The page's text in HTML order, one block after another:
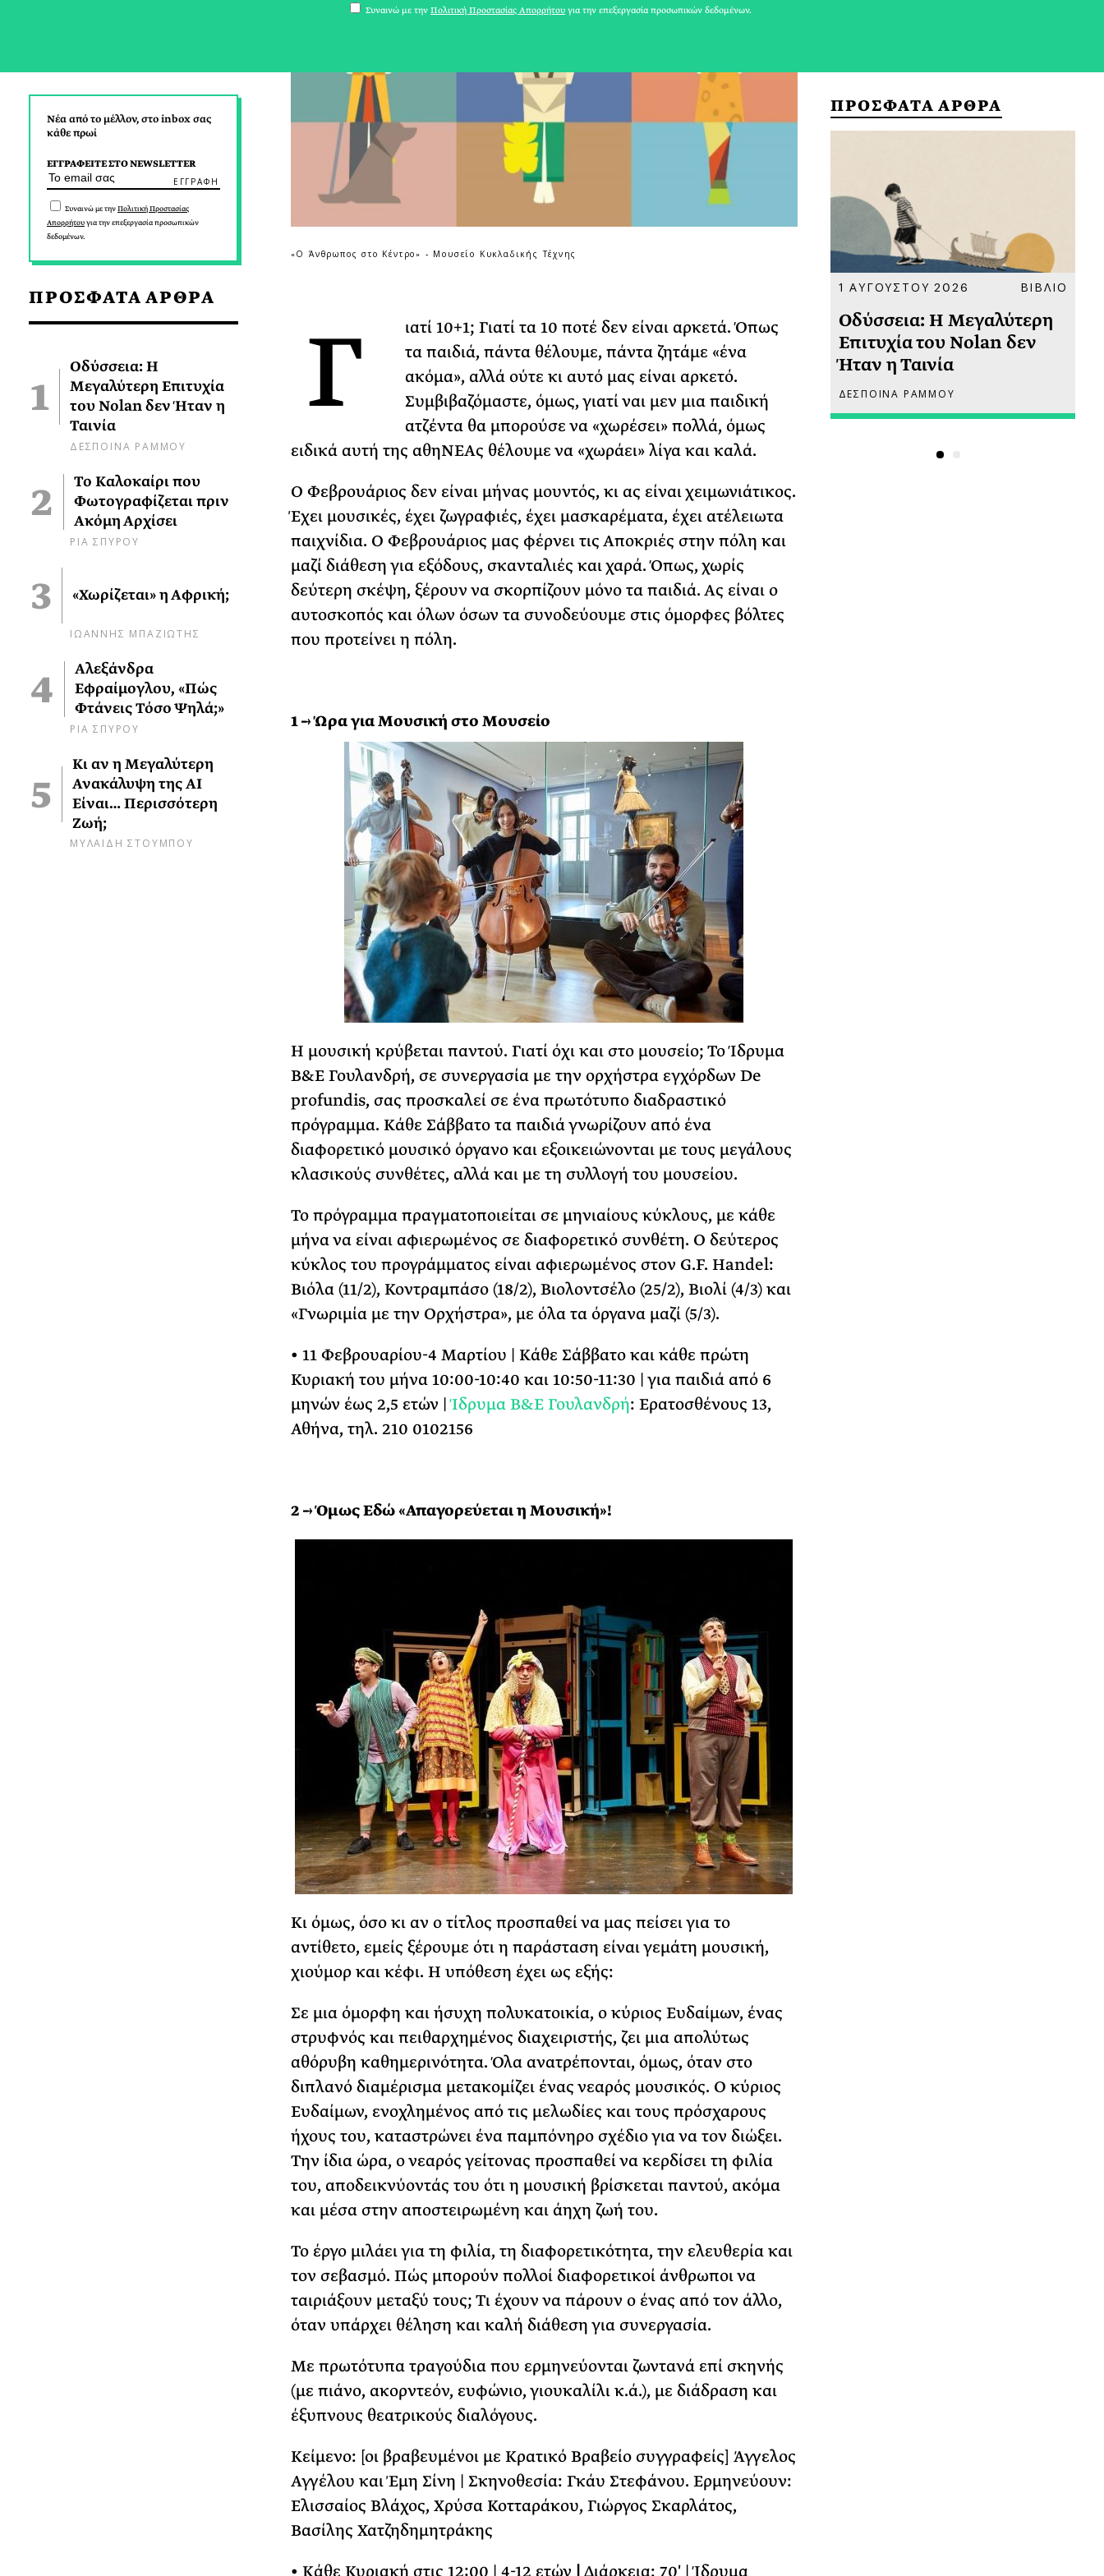
Νέα από το μέλλον, στο inbox σας
κάθε πρωί
ΕΓΓΡΑΦΕΙΤΕ ΣΤΟ NEWSLETTER
Συναινώ με τηνΠολιτική Προστασίας
Απορρήτουγια την επεξεργασία προσωπικών
δεδομένων.
ΠΡΟΣΦΑΤΑ ΑΡΘΡΑ
Οδύσσεια: Η
Μεγαλύτερη Επιτυχία
του Nolan δεν Ήταν η
Ταινία
ΔΕΣΠΟΙΝΑ ΡΑΜΜΟΥ
Το Καλοκαίρι που
Φωτογραφίζεται πριν
Ακόμη Αρχίσει
ΡΙΑ ΣΠΥΡΟΥ
«Χωρίζεται» η Αφρική;
ΙΩΑΝΝΗΣ ΜΠΑΖΙΩΤΗΣ
Αλεξάνδρα
Εφραίμογλου, «Πώς
Φτάνεις Τόσο Ψηλά;»
ΡΙΑ ΣΠΥΡΟΥ
Κι αν η Μεγαλύτερη
Ανακάλυψη της AI
Είναι… Περισσότερη
Ζωή;
ΜΥΛΑΙΔΗ ΣΤΟΥΜΠΟΥ
«Ο Άνθρωπος στο Κέντρο» - Μουσείο Κυκλαδικής Τέχνης
Γ
ιατί 10+1; Γιατί τα 10 ποτέ δεν είναι αρκετά. Όπως
τα παιδιά, πάντα θέλουμε, πάντα ζητάμε «ένα
ακόμα», αλλά ούτε κι αυτό μας είναι αρκετό.
Συμβιβαζόμαστε, όμως, γιατί ναι μεν μια παιδική
ατζέντα θα μπορούσε να «χωρέσει» πολλά, όμως
ειδικά αυτή της αθηΝΕΑς θέλουμε να «χωράει» λίγα και καλά.
Ο Φεβρουάριος δεν είναι μήνας μουντός, κι ας είναι χειμωνιάτικος.
Έχει μουσικές, έχει ζωγραφιές, έχει μασκαρέματα, έχει ατέλειωτα
παιχνίδια. Ο Φεβρουάριος μας φέρνει τις Αποκριές στην πόλη και
μαζί διάθεση για εξόδους, σκανταλιές και χαρά. Όπως, χωρίς
δεύτερη σκέψη, ξέρουν να σκορπίζουν μόνο τα παιδιά. Ας είναι ο
αυτοσκοπός και όλων όσων τα συνοδεύουμε στις όμορφες βόλτες
που προτείνει η πόλη.
1 → Ώρα για Μουσική στο Μουσείο
Η μουσική κρύβεται παντού. Γιατί όχι και στο μουσείο; Το Ίδρυμα
Β&Ε Γουλανδρή, σε συνεργασία με την ορχήστρα εγχόρδων De
profundis, σας προσκαλεί σε ένα πρωτότυπο διαδραστικό
πρόγραμμα. Κάθε Σάββατο τα παιδιά γνωρίζουν από ένα
διαφορετικό μουσικό όργανο και εξοικειώνονται με τους μεγάλους
κλασικούς συνθέτες, αλλά και με τη συλλογή του μουσείου.
Το πρόγραμμα πραγματοποιείται σε μηνιαίους κύκλους, με κάθε
μήνα να είναι αφιερωμένος σε διαφορετικό συνθέτη. Ο δεύτερος
κύκλος του προγράμματος είναι αφιερωμένος στον G.F. Handel:
Βιόλα (11/2), Κοντραμπάσο (18/2), Βιολοντσέλο (25/2), Βιολί (4/3) και
«Γνωριμία με την Ορχήστρα», με όλα τα όργανα μαζί (5/3).
• 11 Φεβρουαρίου-4 Μαρτίου | Κάθε Σάββατο και κάθε πρώτη
Κυριακή του μήνα 10:00-10:40 και 10:50-11:30 | για παιδιά από 6
μηνών έως 2,5 ετών |Ίδρυμα Β&Ε Γουλανδρή: Ερατοσθένους 13,
Αθήνα, τηλ. 210 0102156
2 → Όμως Εδώ «Απαγορεύεται η Μουσική»!
Κι όμως, όσο κι αν ο τίτλος προσπαθεί να μας πείσει για το
αντίθετο, εμείς ξέρουμε ότι η παράσταση είναι γεμάτη μουσική,
χιούμορ και κέφι. Η υπόθεση έχει ως εξής:
Σε μια όμορφη και ήσυχη πολυκατοικία, ο κύριος Ευδαίμων, ένας
στρυφνός και πειθαρχημένος διαχειριστής, ζει μια απολύτως
αθόρυβη καθημερινότητα. Όλα ανατρέπονται, όμως, όταν στο
διπλανό διαμέρισμα μετακομίζει ένας νεαρός μουσικός. Ο κύριος
Ευδαίμων, ενοχλημένος από τις μελωδίες και τους πρόσχαρους
ήχους του, καταστρώνει ένα παμπόνηρο σχέδιο για να τον διώξει.
Την ίδια ώρα, ο νεαρός γείτονας προσπαθεί να κερδίσει τη φιλία
του, αποδεικνύοντάς του ότι η μουσική βρίσκεται παντού, ακόμα
και μέσα στην αποστειρωμένη και άηχη ζωή του.
Το έργο μιλάει για τη φιλία, τη διαφορετικότητα, την ελευθερία και
τον σεβασμό. Πώς μπορούν πολλοί διαφορετικοί άνθρωποι να
ταιριάξουν μεταξύ τους; Τι έχουν να πάρουν ο ένας από τον άλλο,
όταν υπάρχει θέληση και καλή διάθεση για συνεργασία.
Με πρωτότυπα τραγούδια που ερμηνεύονται ζωντανά επί σκηνής
(με πιάνο, ακορντεόν, ευφώνιο, γιουκαλίλι κ.ά.), με διάδραση και
έξυπνους θεατρικούς διαλόγους.
Κείμενο: [οι βραβευμένοι με Κρατικό Βραβείο συγγραφείς] Άγγελος
Αγγέλου και Έμη Σίνη | Σκηνοθεσία: Γκάυ Στεφάνου. Ερμηνεύουν:
Ελισσαίος Βλάχος, Χρύσα Κοτταράκου, Γιώργος Σκαρλάτος,
Βασίλης Χατζηδημητράκης
• Κάθε Κυριακή στις 12:00 | 4-12 ετών |Διάρκεια: 70′ | Ίδρυμα
ΠΡΟΣΦΑΤΑ ΑΡΘΡΑ
Το Καλοκαίρι που
Φωτογραφίζεται πριν
Ακόμη Αρχίσει
ΡΙΑ ΣΠΥΡΟΥ
1 ΑΥΓΟΥΣΤΟΥ 2026 ΒΙΒΛΙΟ
Οδύσσεια: Η Μεγαλύτερη
Επιτυχία του Nolan δεν
Ήταν η Ταινία
ΔΕΣΠΟΙΝΑ ΡΑΜΜΟΥ
Συναινώ με την Πολιτική Προστασίας Απορρήτου για την επεξεργασία προσωπικών δεδομένων.